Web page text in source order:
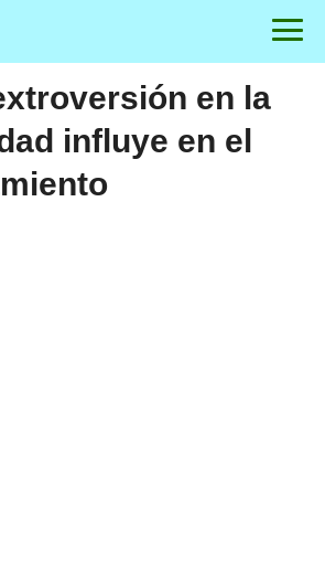
en la
influye en el